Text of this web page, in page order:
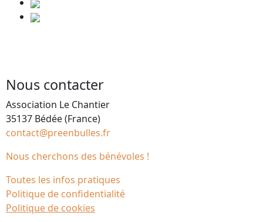
Nous contacter
Association Le Chantier
35137 Bédée (France)
contact@preenbulles.fr
Nous cherchons des bénévoles !
Toutes les infos pratiques
Politique de confidentialité
Politique de cookies